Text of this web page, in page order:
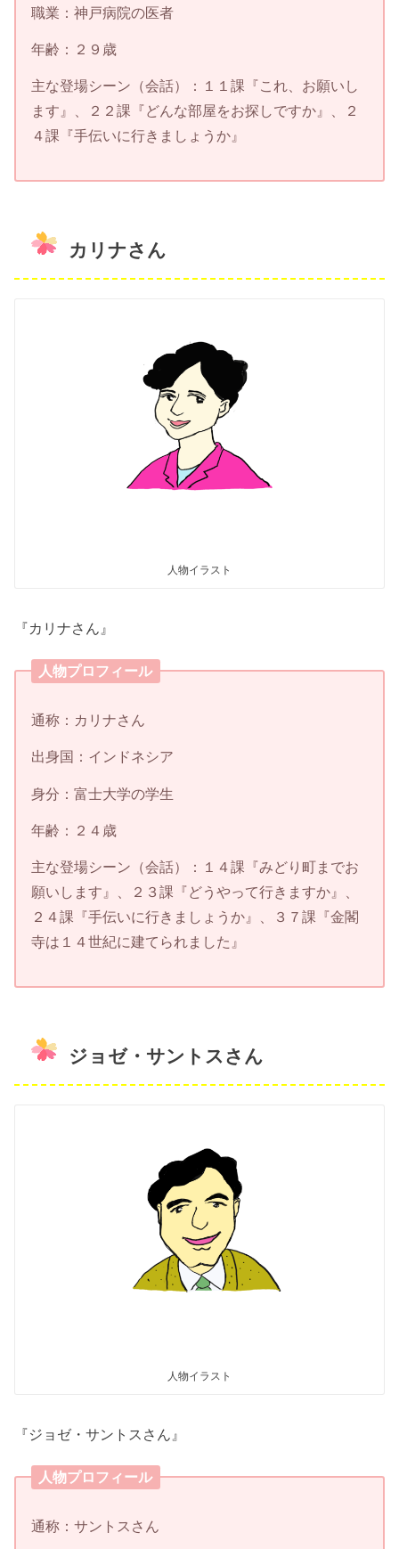
職業：神戸病院の医者
年齢：２９歳
主な登場シーン（会話）：１１課『これ、お願いし
ます』、２２課『どんな部屋をお探しですか』、２
４課『手伝いに行きましょうか』
カリナさん
人物イラスト
『カリナさん』
人物プロフィール
通称：カリナさん
出身国：インドネシア
身分：富士大学の学生
年齢：２４歳
主な登場シーン（会話）：１４課『みどり町までお
願いします』、２３課『どうやって行きますか』、
２４課『手伝いに行きましょうか』、３７課『金閣
寺は１４世紀に建てられました』
ジョゼ・サントスさん
人物イラスト
『ジョゼ・サントスさん』
人物プロフィール
通称：サントスさん